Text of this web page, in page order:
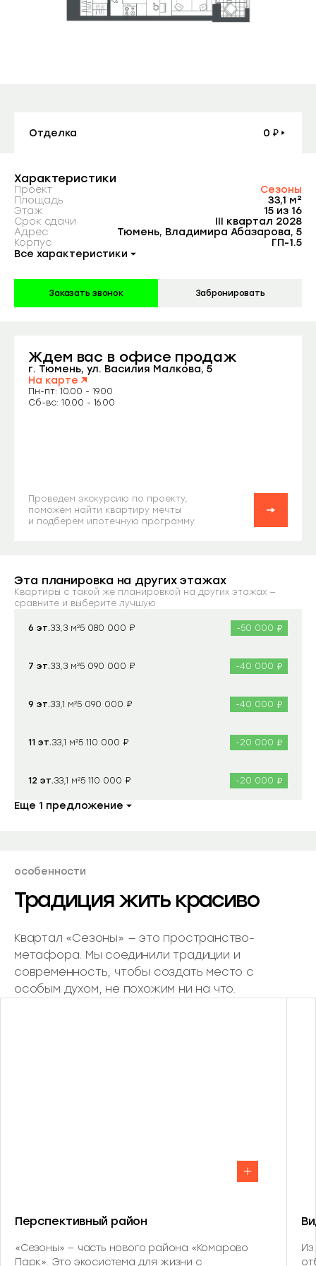
Компания
Партнерам
Подписывайтесь
Заказать звонок
Заказать консультацию
Отделка 0 ₽
Характеристики
Проект
Сезоны
Площадь
33,1 м²
Этаж
15 из 16
Срок сдачи
III квартал 2028
Адрес
Тюмень, Владимира Абазарова, 5
Корпус
ГП-1.5
Все характеристики
Заказать звонок Забронировать
Ждем вас в офисе продаж
г. Тюмень, ул. Василия Малкова, 5
На карте
Пн-пт: 10.00 - 19.00
Сб-вс: 10.00 - 16.00
Проведем экскурсию по проекту,
поможем найти квартиру мечты
и подберем ипотечную программу
Эта планировка на других этажах
Квартиры с такой же планировкой на других этажах —
сравните и выберите лучшую
6 эт.33,3 м²5 080 000 ₽ -50 000 ₽
7 эт.33,3 м²5 090 000 ₽ -40 000 ₽
9 эт.33,1 м²5 090 000 ₽ -40 000 ₽
11 эт.33,1 м²5 110 000 ₽ -20 000 ₽
12 эт.33,1 м²5 110 000 ₽ -20 000 ₽
Еще 1 предложение
особенности
Традиция жить красиво
Квартал «Сезоны» — это пространство-
метафора. Мы соединили традиции и
современность, чтобы создать место с
особым духом, не похожим ни на что.
Перспективный район
«Сезоны» — часть нового района «Комарово
Парк». Это экосистема для жизни с